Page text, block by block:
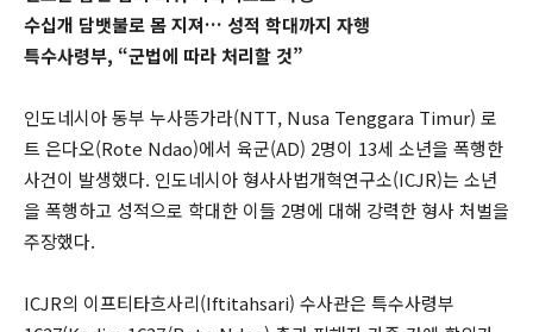
수십개 담뱃불로 몸 지져… 성적 학대까지 자행
특수사령부, “군법에 따라 처리할 것”
인도네시아 동부 누사뜽가라(NTT, Nusa Tenggara Timur) 로
트 은다오(Rote Ndao)에서 육군(AD) 2명이 13세 소년을 폭행한
사건이 발생했다. 인도네시아 형사사법개혁연구소(ICJR)는 소년
을 폭행하고 성적으로 학대한 이들 2명에 대해 강력한 형사 처벌을
주장했다.
ICJR의 이프티타흐사리(Iftitahsari) 수사관은 특수사령부